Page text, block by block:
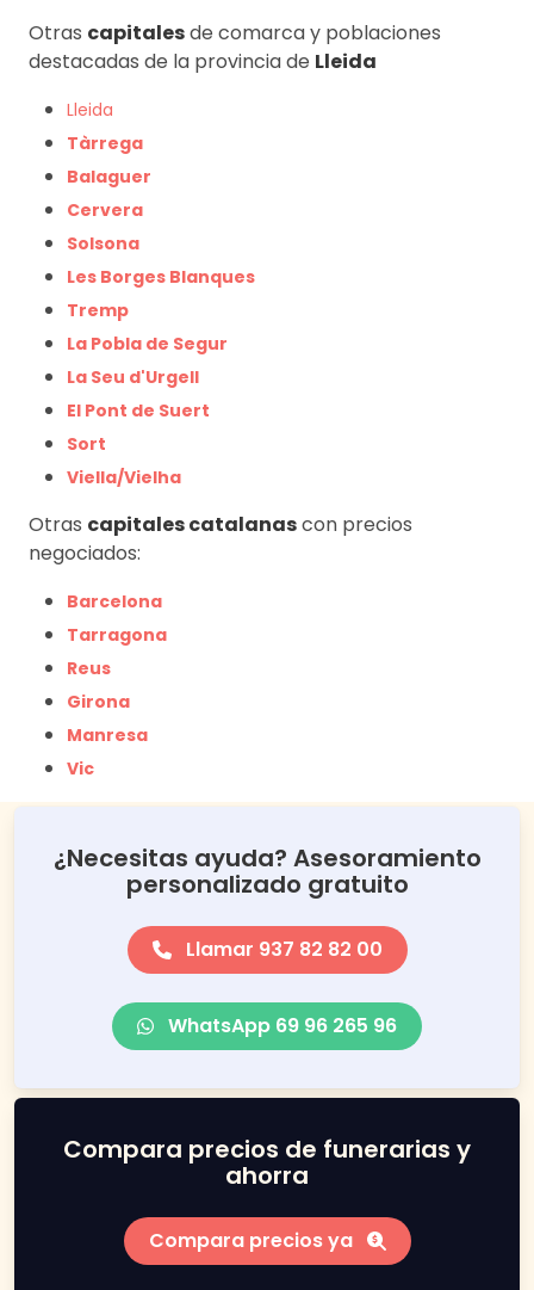
Otras capitalesde comarca y poblaciones
destacadas de la provincia de Lleida
Lleida
Tàrrega
Balaguer
Cervera
Solsona
Les Borges Blanques
Tremp
La Pobla de Segur
La Seu d'Urgell
El Pont de Suert
Sort
Viella/Vielha
Otras capitales catalanascon precios
negociados:
Barcelona
Tarragona
Reus
Girona
Manresa
Vic
¿Necesitas ayuda? Asesoramiento
personalizado gratuito
Llamar 937 82 82 00
WhatsApp 69 96 265 96
Compara precios de funerarias y
ahorra
Compara precios ya